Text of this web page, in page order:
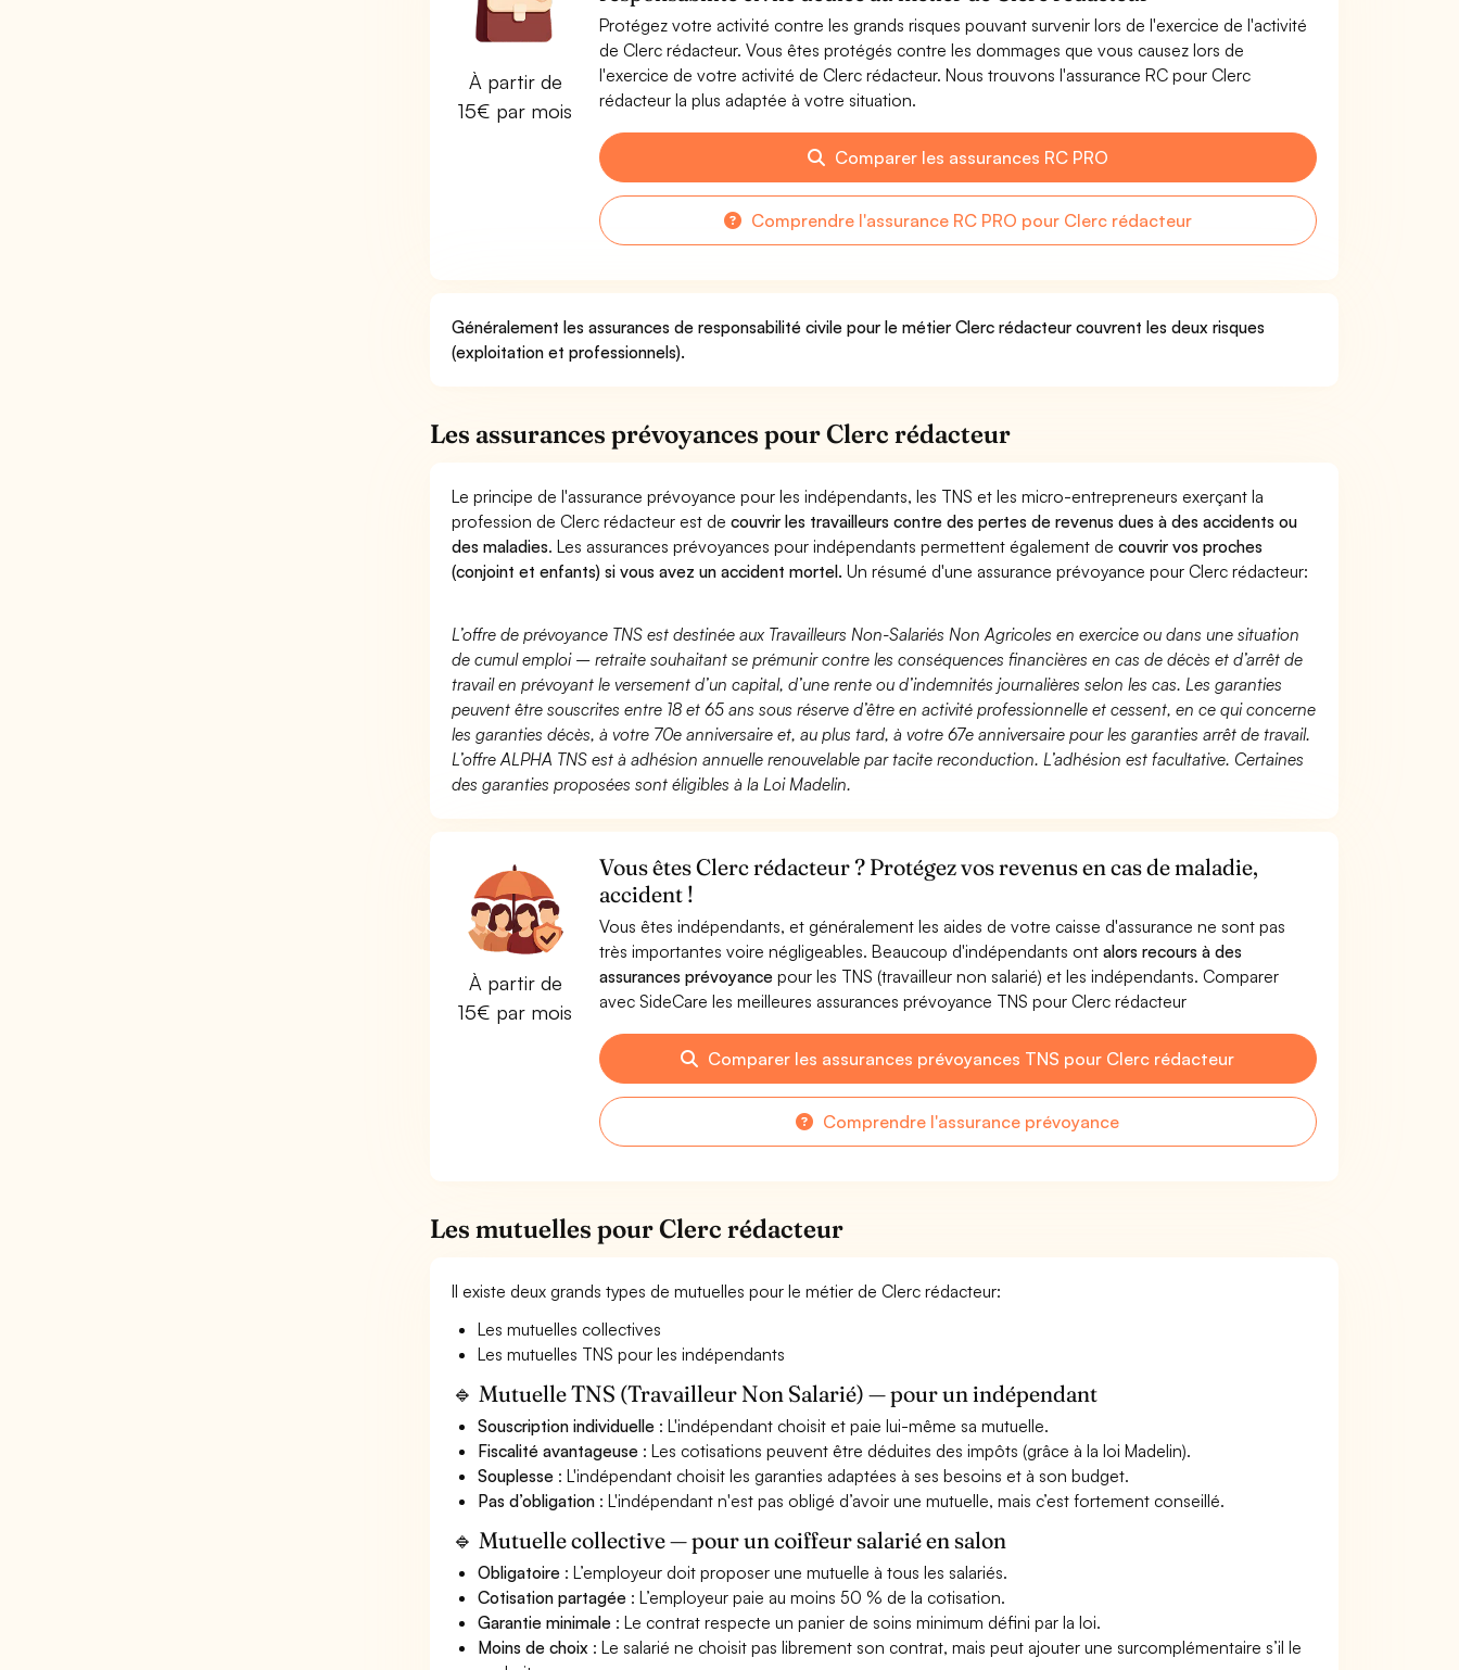
À partir de
15€ par mois
Protégez votre activité contre les grands risques pouvant survenir lors de l'exercice de l'activité
de Clerc rédacteur. Vous êtes protégés contre les dommages que vous causez lors de
l'exercice de votre activité de Clerc rédacteur. Nous trouvons l'assurance RC pour Clerc
rédacteur la plus adaptée à votre situation.
Comparer les assurances RC PRO
Comprendre l'assurance RC PRO pour Clerc rédacteur
Généralement les assurances de responsabilité civile pour le métier Clerc rédacteur couvrent les deux risques
(exploitation et professionnels).
Les assurances prévoyances pour Clerc rédacteur
Le principe de l'assurance prévoyance pour les indépendants, les TNS et les micro-entrepreneurs exerçant la
profession de Clerc rédacteur est decouvrir les travailleurs contre des pertes de revenus dues à des accidents ou
des maladies. Les assurances prévoyances pour indépendants permettent également decouvrir vos proches
(conjoint et enfants) si vous avez un accident mortel. Un résumé d'une assurance prévoyance pour Clerc rédacteur:
L’offre de prévoyance TNS est destinée aux Travailleurs Non-Salariés Non Agricoles en exercice ou dans une situation
de cumul emploi – retraite souhaitant se prémunir contre les conséquences financières en cas de décès et d’arrêt de
travail en prévoyant le versement d’un capital, d’une rente ou d’indemnités journalières selon les cas. Les garanties
peuvent être souscrites entre 18 et 65 ans sous réserve d’être en activité professionnelle et cessent, en ce qui concerne
les garanties décès, à votre 70e anniversaire et, au plus tard, à votre 67e anniversaire pour les garanties arrêt de travail.
L’offre ALPHA TNS est à adhésion annuelle renouvelable par tacite reconduction. L’adhésion est facultative. Certaines
des garanties proposées sont éligibles à la Loi Madelin.
À partir de
15€ par mois
Vous êtes Clerc rédacteur ? Protégez vos revenus en cas de maladie,
accident !
Vous êtes indépendants, et généralement les aides de votre caisse d'assurance ne sont pas
très importantes voire négligeables. Beaucoup d'indépendants ont alors recours à des
assurances prévoyancepour les TNS (travailleur non salarié) et les indépendants. Comparer
avec SideCare les meilleures assurances prévoyance TNS pour Clerc rédacteur
Comparer les assurances prévoyances TNS pour Clerc rédacteur
Comprendre l'assurance prévoyance
Les mutuelles pour Clerc rédacteur
Il existe deux grands types de mutuelles pour le métier de Clerc rédacteur:
Les mutuelles collectives
Les mutuelles TNS pour les indépendants
🔹 Mutuelle TNS (Travailleur Non Salarié) — pour un indépendant
Souscription individuelle : L'indépendant choisit et paie lui-même sa mutuelle.
Fiscalité avantageuse : Les cotisations peuvent être déduites des impôts (grâce à la loi Madelin).
Souplesse : L'indépendant choisit les garanties adaptées à ses besoins et à son budget.
Pas d’obligation : L'indépendant n'est pas obligé d’avoir une mutuelle, mais c’est fortement conseillé.
🔹 Mutuelle collective — pour un coiffeur salarié en salon
Obligatoire : L’employeur doit proposer une mutuelle à tous les salariés.
Cotisation partagée : L’employeur paie au moins 50 % de la cotisation.
Garantie minimale : Le contrat respecte un panier de soins minimum défini par la loi.
Moins de choix : Le salarié ne choisit pas librement son contrat, mais peut ajouter une surcomplémentaire s’il le